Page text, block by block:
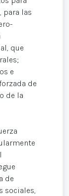
para las
que
e
de
de la
de
sociales,